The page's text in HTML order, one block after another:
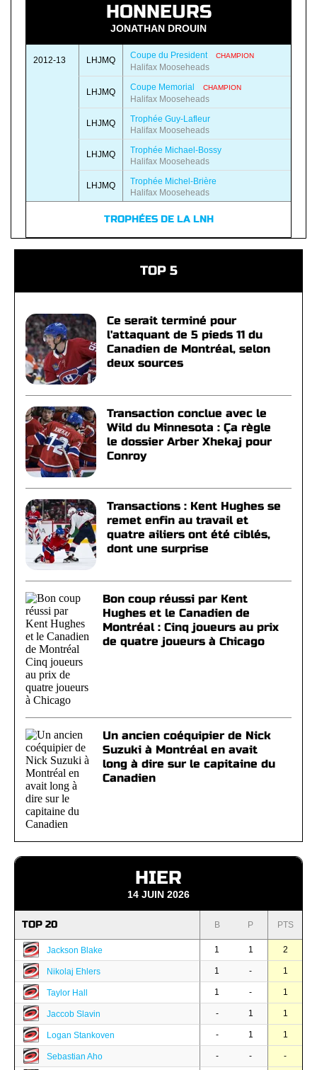
HONNEURS
JONATHAN DROUIN
2012-13 LHJMQ Coupe du President CHAMPION
Halifax Mooseheads
LHJMQ Coupe Memorial CHAMPION
Halifax Mooseheads
LHJMQ
Trophée Guy-Lafleur
Halifax Mooseheads
LHJMQ
Trophée Michael-Bossy
Halifax Mooseheads
LHJMQ
Trophée Michel-Brière
Halifax Mooseheads
TROPHÉES DE LA LNH
TOP 5
Ce serait terminé pour
l'attaquant de 5 pieds 11 du
Canadien de Montréal, selon
deux sources
Transaction conclue avec le
Wild du Minnesota : Ça règle
le dossier Arber Xhekaj pour
Conroy
Transactions : Kent Hughes se
remet enfin au travail et
quatre ailiers ont été ciblés,
dont une surprise
Bon coup réussi par Kent
Hughes et le Canadien de
Montréal : Cinq joueurs au prix
de quatre joueurs à Chicago
Un ancien coéquipier de Nick
Suzuki à Montréal en avait
long à dire sur le capitaine du
Canadien
HIER
14 JUIN 2026
TOP 20 B P PTS
Jackson Blake 1 1 2
Nikolaj Ehlers 1 - 1
Taylor Hall 1 - 1
Jaccob Slavin - 1 1
Logan Stankoven - 1 1
Sebastian Aho - - -